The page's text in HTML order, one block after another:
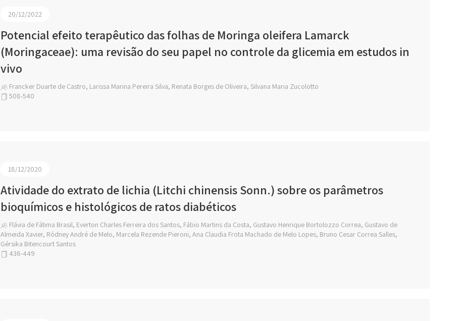
20/12/2022
Potencial efeito terapêutico das folhas de Moringa oleifera Lamarck
(Moringaceae): uma revisão do seu papel no controle da glicemia em estudos in
vivo
Francker Duarte de Castro, Larissa Marina Pereira Silva, Renata Borges de Oliveira, Silvana Maria Zucolotto
508-540
18/12/2020
Atividade do extrato de lichia (Litchi chinensis Sonn.) sobre os parâmetros
bioquímicos e histológicos de ratos diabéticos
Flávia de Fátima Brasil, Everton Charles Ferreira dos Santos, Fábio Martins da Costa, Gustavo Henrique Bortolozzo Correa, Gustavo de
Almeida Xavier, Ródney André de Melo, Marcela Rezende Pieroni, Ana Claudia Frota Machado de Melo Lopes, Bruno Cesar Correa Salles,
Gérsika Bitencourt Santos
436-449